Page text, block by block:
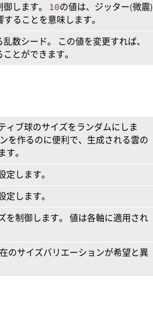
します。 10の値は、ジッター(微震)
ることを意味します。
数シード。 この値を変更すれば、
とができます。
ィブ球のサイズをランダムにしま
を作るのに便利で、生成される雲の
。
します。
します。
を制御します。 値は各軸に適用され
のサイズバリエーションが希望と異